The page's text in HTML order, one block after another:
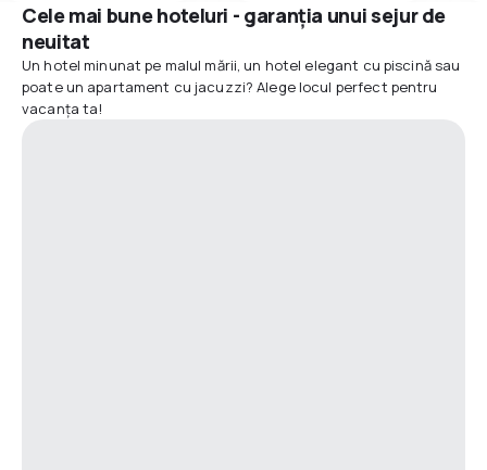
Cele mai bune hoteluri - garanția unui sejur de
neuitat
Un hotel minunat pe malul mării, un hotel elegant cu piscină sau
poate un apartament cu jacuzzi? Alege locul perfect pentru
vacanța ta!